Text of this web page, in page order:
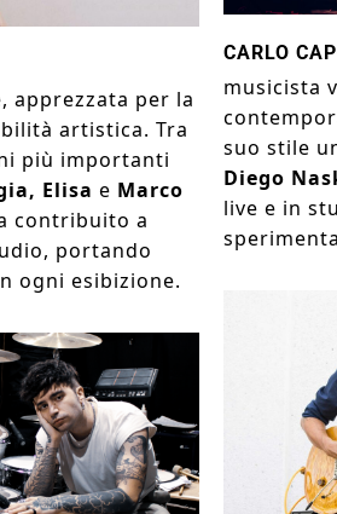
apprezzata per la
artistica. Tra
più importanti
Elisa e Marco
contribuito a
portando
ogni esibizione.
CARLO
musicista
suo stile
Diego
live e in